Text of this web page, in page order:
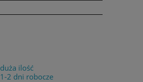
duża ilość
1-2 dni robocze